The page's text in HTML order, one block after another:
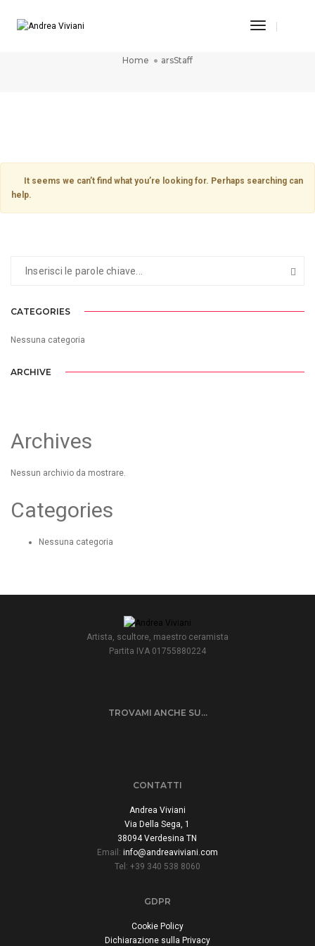
Toggle
Home arsStaff
It seems we can’t find what you’re looking for. Perhaps searching can
help.
CATEGORIES
Nessuna categoria
ARCHIVE
Archives
Nessun archivio da mostrare.
Categories
Nessuna categoria
Artista, scultore, maestro ceramista
Partita IVA 01755880224
TROVAMI ANCHE SU…
CONTATTI
Andrea Viviani
Via Della Sega, 1
38094 Verdesina TN
Email: info@andreaviviani.com
Tel: +39 340 538 8060
GDPR
Cookie Policy
Dichiarazione sulla Privacy